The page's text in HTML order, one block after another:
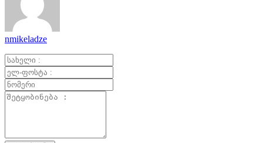
nmikeladze